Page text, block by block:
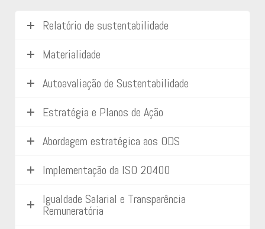
Relatório de sustentabilidade
Materialidade
Autoavaliação de Sustentabilidade
Estratégia e Planos de Ação
Abordagem estratégica aos ODS
Implementação da ISO 20400
Igualdade Salarial e Transparência
Remuneratória